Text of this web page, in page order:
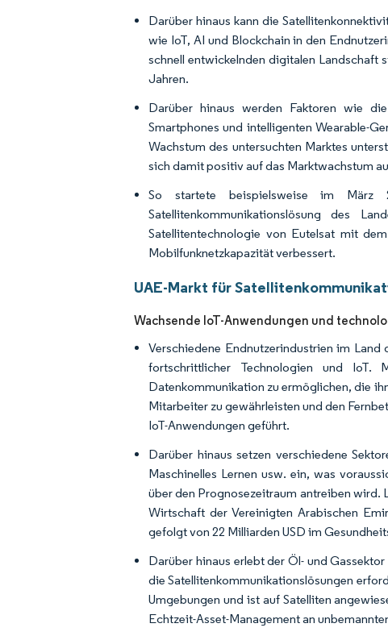
Darüber hinaus kann die
wie IoT, AI und Blockchain in den
schnell entwickelnden digitalen Landschaft
Jahren.
Darüber hinaus werden Faktoren wie
Smartphones und intelligenten Wearable-
Wachstum des untersuchten Marktes
sich damit positiv auf das Marktwachstum
So startete beispielsweise im März
Satellitenkommunikationslösung des
Satellitentechnologie von Eutelsat mit
Mobilfunknetzkapazität verbessert.
UAE-Markt für
Wachsende IoT-Anwendungen und
Verschiedene Endnutzerindustrien im
fortschrittlicher Technologien und IoT.
Datenkommunikation zu ermöglichen, die
Mitarbeiter zu gewährleisten und den
IoT-Anwendungen geführt.
Darüber hinaus setzen verschiedene
Maschinelles Lernen usw. ein, was
über den Prognosezeitraum antreiben wird.
Wirtschaft der Vereinigten Arabischen
gefolgt von 22 Milliarden USD im
Darüber hinaus erlebt der Öl- und
die Satellitenkommunikationslösungen
Umgebungen und ist auf Satelliten
Echtzeit-Asset-Management an